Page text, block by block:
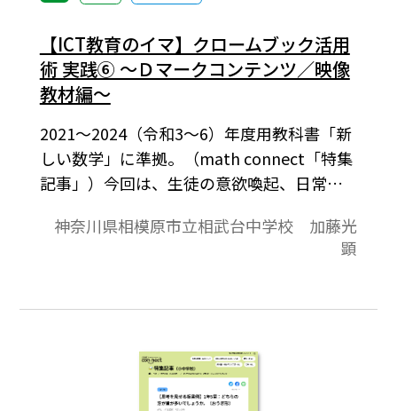
【ICT教育のイマ】クロームブック活用
術 実践⑥ ～Ｄマークコンテンツ／映像
教材編～
2021～2024（令和3～6）年度用教科書「新
しい数学」に準拠。（math connect「特集
記事」）今回は、生徒の意欲喚起、日常へ
テンツを活用した授業のひと工夫をご紹介
します。①数学が使われている身近な教材で
簡略化し、生徒の理解を支援できる。③ま
神奈川県相模原市立相武台中学校 加藤光
顕